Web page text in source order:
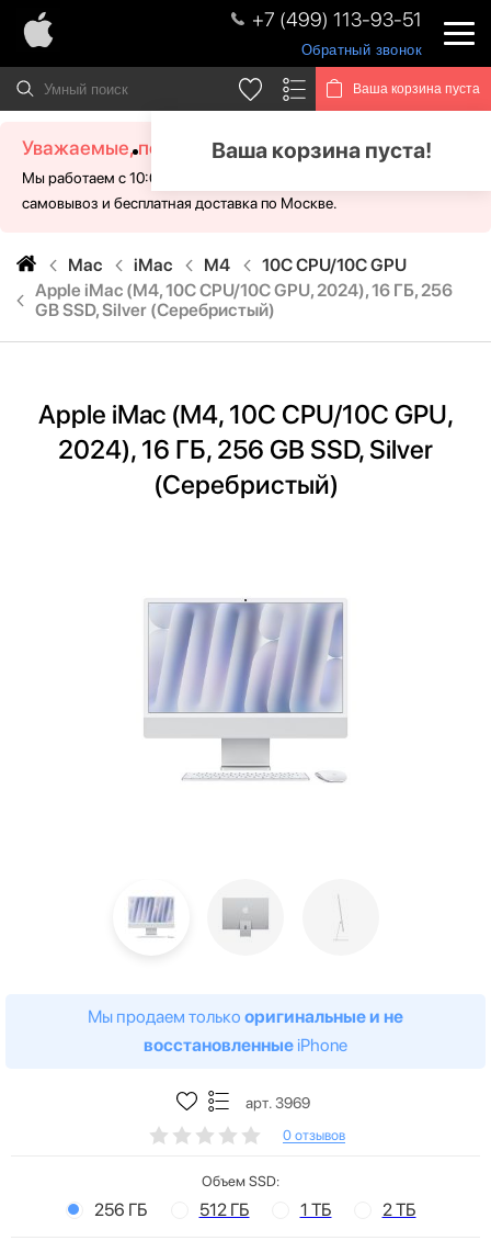
+7 (499) 113-93-51
Обратный звонок
Ваша корзина пуста
Ваша корзина пуста!
Уважаемые, посетители!
Мы работаем с 10:00 - 21:00 без выходных. Для Вас доступен
самовывоз и бесплатная доставка по Москве.
Mac iMac M4
10C CPU/10C GPU
Apple iMac (M4, 10C CPU/10C GPU, 2024), 16 ГБ, 256
GB SSD, Silver (Серебристый)
Apple iMac (M4, 10C CPU/10C GPU,
2024), 16 ГБ, 256 GB SSD, Silver
(Серебристый)
Мы продаем только оригинальные и не
восстановленные iPhone
арт. 3969
0 отзывов
Объем SSD:
256 ГБ 512 ГБ 1 ТБ 2 ТБ